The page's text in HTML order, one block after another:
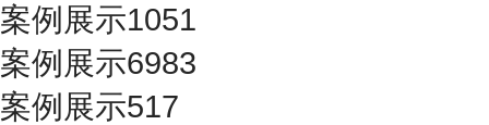
案例展示1051
案例展示6983
案例展示517